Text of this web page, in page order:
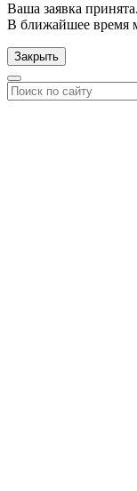
Ваша заявка принята.
В ближайшее время
Закрыть